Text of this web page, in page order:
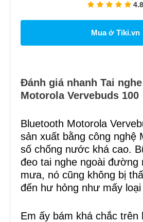
4.8
Mua ở Tiki.vn
Đánh giá nhanh Tai
Motorola Vervebuds 100
Bluetooth Motorola
sản xuất bằng công nghệ
số chống nước khá cao.
đeo tai nghe ngoài đường
mưa, nó cũng không bị
đến hư hỏng như mấy
Em ấy bám khá chắc trên